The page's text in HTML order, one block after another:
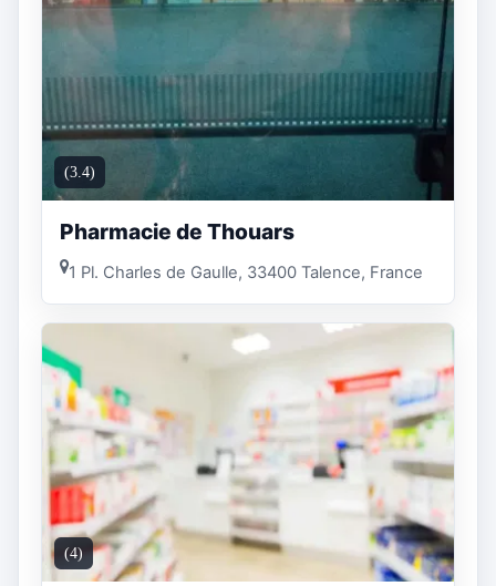
(3.4)
Pharmacie de Thouars
1 Pl. Charles de Gaulle, 33400 Talence, France
(4)